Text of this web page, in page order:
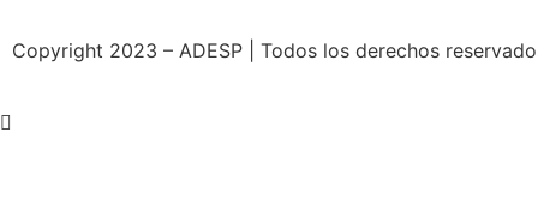
Copyright 2023 – ADESP | Todos los derechos